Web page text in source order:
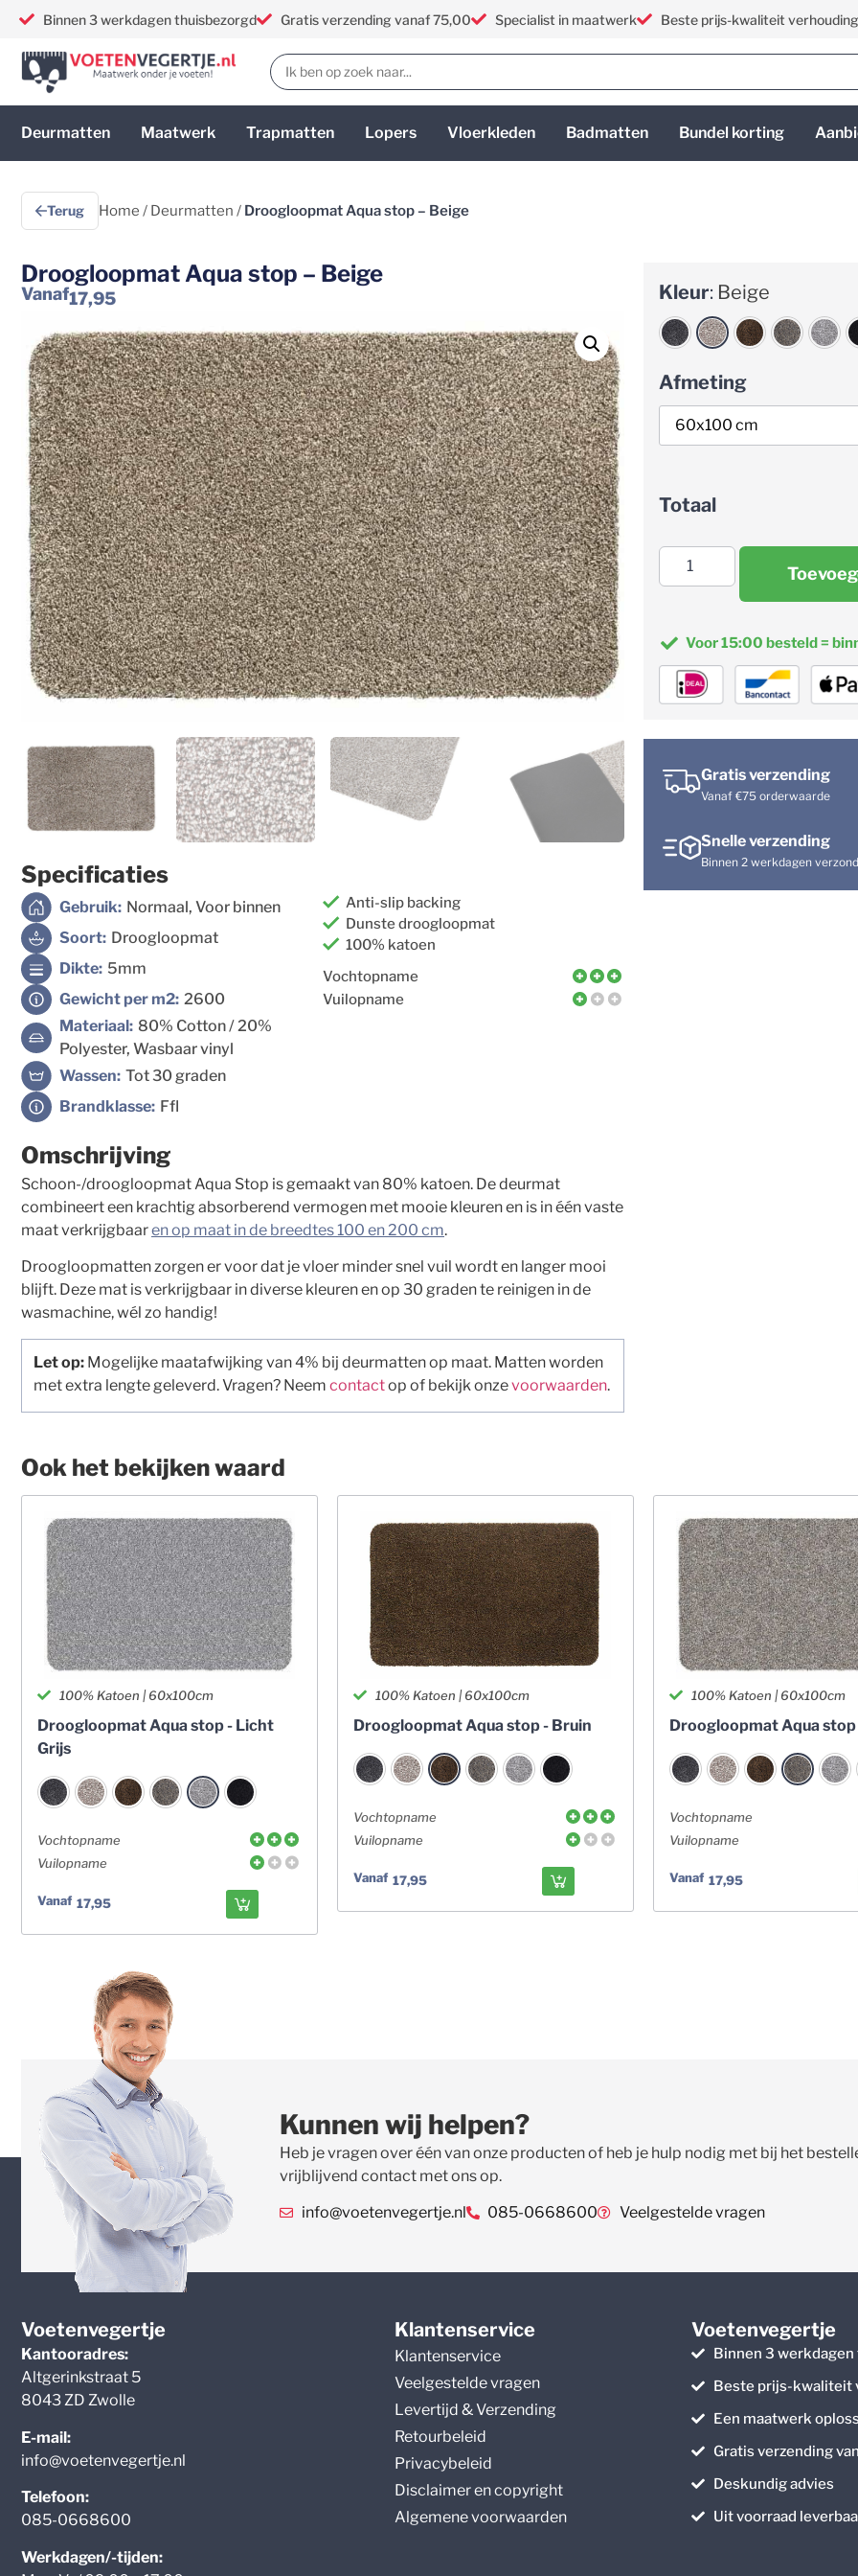
Binnen 3 werkdagen thuisbezorgd Gratis verzending vanaf 75,00 Specialist in maatwerk Beste prijs-kwaliteit verhouding
Deurmatten Maatwerk Trapmatten Lopers Vloerkleden Badmatten Bundel korting
Terug Home / Deurmatten / Droogloopmat Aqua stop – Beige
Droogloopmat Aqua stop – Beige
Vanaf17,95
Specificaties
Gebruik: Normaal, Voor binnen
Soort: Droogloopmat
Dikte: 5mm
Gewicht per m2: 2600
Materiaal: 80% Cotton / 20%
Polyester, Wasbaar vinyl
Wassen: Tot 30 graden
Brandklasse: Ffl
Anti-slip backing
Dunste droogloopmat
100% katoen
Vochtopname
Vuilopname
Omschrijving
Schoon-/droogloopmat Aqua Stop is gemaakt van 80% katoen. De deurmat
combineert een krachtig absorberend vermogen met mooie kleuren en is in één vaste
maat verkrijgbaaren op maat in de breedtes 100 en 200 cm.
Droogloopmatten zorgen er voor dat je vloer minder snel vuil wordt en langer mooi
blijft. Deze mat is verkrijgbaar in diverse kleuren en op 30 graden te reinigen in de
wasmachine, wél zo handig!
Let op: Mogelijke maatafwijking van 4% bij deurmatten op maat. Matten worden
met extra lengte geleverd. Vragen? Neem contactop of bekijk onzevoorwaarden.
Kleur: Beige
Afmeting
Totaal
Voor 15:00 besteld =
Gratis verzending
Vanaf €75 orderwaarde
Snelle verzending
Binnen 2 werkdagen
Ook het bekijken waard
100% Katoen | 60x100cm
Droogloopmat Aqua stop - Licht
Grijs
Vochtopname
Vuilopname
Vanaf 17,95
100% Katoen | 60x100cm
Droogloopmat Aqua stop - Bruin
Vochtopname
Vuilopname
Vanaf 17,95
100% Katoen | 60x100cm
Droogloopmat Aqua
Vochtopname
Vuilopname
Vanaf 17,95
Kunnen wij helpen?
Heb je vragen over één van onze producten of heb je hulp nodig met bij het
vrijblijvend contact met ons op.
info@voetenvegertje.nl 085-0668600 Veelgestelde vragen
Voetenvegertje
Kantooradres:
Altgerinkstraat 5
8043 ZD Zwolle
E-mail:
info@voetenvegertje.nl
Telefoon:
085-0668600
Werkdagen/-tijden:
Klantenservice
Klantenservice
Veelgestelde vragen
Levertijd & Verzending
Retourbeleid
Privacybeleid
Disclaimer en copyright
Algemene voorwaarden
Voetenvegertje
Binnen 3
Beste prijs-kwaliteit
Een maatwerk
Gratis verzending
Deskundig advies
Uit voorraad